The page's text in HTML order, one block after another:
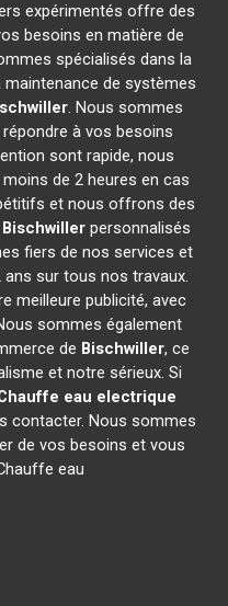
expérimentés offre des
besoins en matière de
spécialisés dans la
de systèmes
. Nous sommes
à vos besoins
sont rapide, nous
de 2 heures en cas
et nous offrons des
Bischwiller personnalisés
fiers de nos services et
sur tous nos travaux.
meilleure publicité, avec
sommes également
de Bischwiller, ce
et notre sérieux. Si
eau electrique
contacter. Nous sommes
de vos besoins et vous
eau